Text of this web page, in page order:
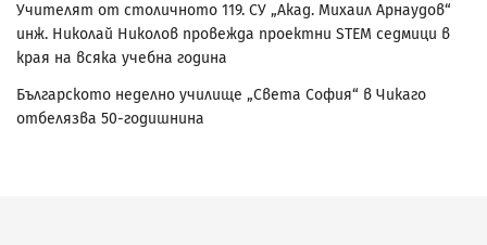
Учителят от столичното 119. СУ „Акад. Михаил Арнаудов“
инж. Николай Николов провежда проектни STEM седмици в
края на всяка учебна година
Българското неделно училище „Света София“ в Чикаго
отбелязва 50-годишнина